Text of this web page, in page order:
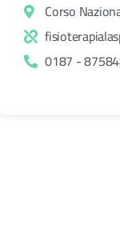
Corso
0187 -